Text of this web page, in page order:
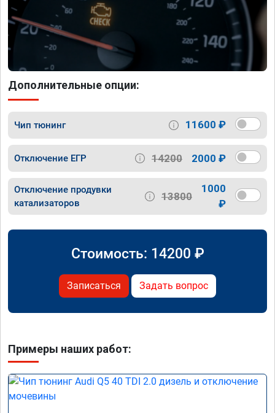
Дополнительные опции:
Чип тюнинг 11600 ₽
Отключение ЕГР 14200 2000 ₽
Отключение продувки
катализаторов
13800
1000
₽
Стоимость: 14200 ₽
Записаться Задать вопрос
Примеры наших работ: